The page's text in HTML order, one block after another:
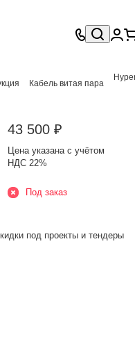
Кабель витая пара
43 500 ₽
Цена указана с учётом
НДС 22%
Под заказ
под проекты и тендеры